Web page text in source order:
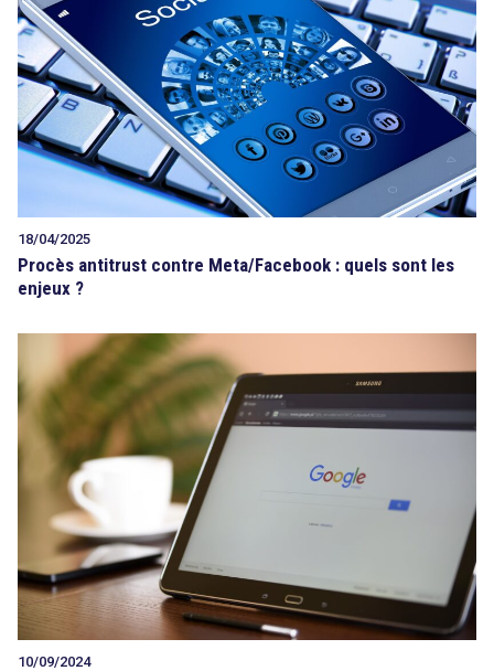
Tout sur le droit de l'innovation
Rechercher
CONTACT
18/04/2025
Procès antitrust contre Meta/Facebook : quels sont les
enjeux ?
10/09/2024